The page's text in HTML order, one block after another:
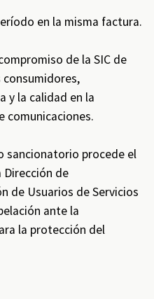
en la misma factura.
de la SIC de
y la calidad en la
comunicaciones.
sancionatorio procede el
Dirección de
de Usuarios de Servicios
ante la
la protección del